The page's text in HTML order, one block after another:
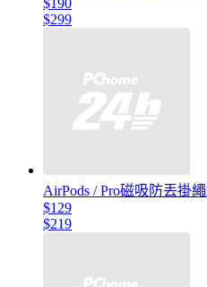
$190
$299
AirPods / Pro磁吸防丟掛
$129
$219